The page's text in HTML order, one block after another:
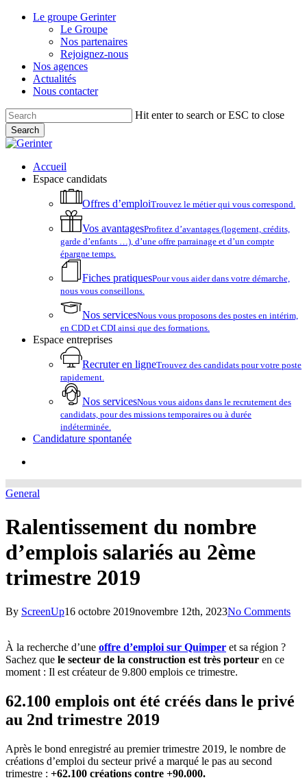
Skip
Le groupe Gerinter
Le Groupe
Nos partenaires
Rejoignez-nous
Nos agences
Actualités
Nous contacter
Hit enter to search or ESC to close
Search
Close
account
Menu
Accueil
Espace candidats
Offres d’emploiTrouvez le métier qui vous correspond.
Vos avantagesProfitez d’avantages (logement, crédits,
garde d’enfants …), d’une offre parrainage et d’un compte
épargne temps.
Fiches pratiquesPour vous aider dans votre démarche,
nous vous conseillons.
Nos servicesNous vous proposons des postes en intérim,
en CDD et CDI ainsi que des formations.
Espace entreprises
Recruter en ligneTrouvez des candidats pour votre poste
rapidement.
Nos servicesNous vous aidons dans le recrutement des
candidats, pour des missions temporaires ou à durée
indéterminée.
Candidature spontanée
General
Ralentissement du nombre
d’emplois salariés au 2ème
trimestre 2019
By ScreenUp16 octobre 2019novembre 12th, 2023No Comments
À la recherche d’une offre d’emploi sur Quimper et sa région ?
Sachez que le secteur de la construction est très porteur en ce
moment : Il est créateur de 9.800 emplois ce trimestre.
62.100 emplois ont été créés dans le privé
au 2nd trimestre 2019
Après le bond enregistré au premier trimestre 2019, le nombre de
créations d’emploi du secteur privé a marqué le pas au second
trimestre : +62.100 créations contre +90.000.